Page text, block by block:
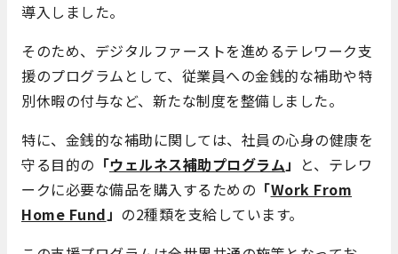
導入しました。
そのため、デジタルファーストを進めるテレワーク支
援のプログラムとして、従業員への金銭的な補助や特
別休暇の付与など、新たな制度を整備しました。
特に、金銭的な補助に関しては、社員の心身の健康を
守る目的の 「ウェルネス補助プログラム」 と、テレワ
ークに必要な備品を購入するための 「Work From
Home Fund」 の2種類を支給しています。